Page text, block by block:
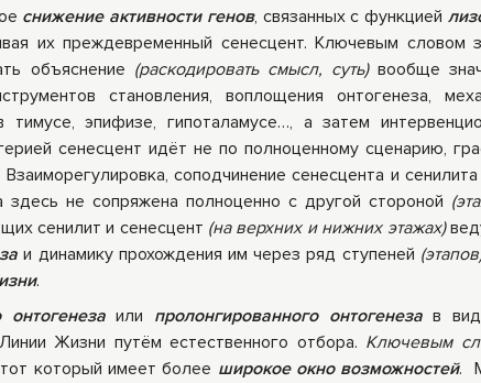
снижение активности генов, связанных с функцией
их преждевременный сенесцент. Ключевым словом
объяснение (раскодировать смысл, суть)вообще
становления, воплощения онтогенеза,
эпифизе, гипоталамусе…, а затем
сенесцент идёт не по полноценному сценарию,
Взаиморегулировка, соподчинение сенесцента и
не сопряжена полноценно с другой стороной
сенилит и сенесцент (на верхних и нижних этажах)
и динамику прохождения им через ряд ступеней
.
онтогенезаили пролонгированного онтогенезав
Жизни путём естественного отбора. Ключевым
который имеет более широкое окно возможностей.